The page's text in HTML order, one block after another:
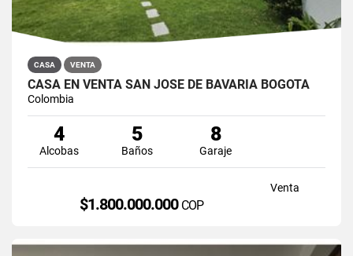
CASA VENTA
CASA EN VENTA SAN JOSÉ DE BAVARIA BOGOTÁ
Colombia
4
Alcobas
5
Baños
8
Garaje
Venta
$1.800.000.000 COP